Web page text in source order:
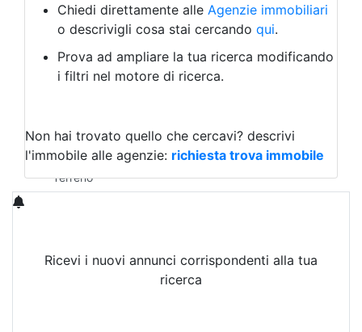
Albergo
Laboratorio Artigianale
Negozio/locale commerciale
Agriturismo
Magazzini
Qualsiasi
Terreno edificabile
Terreno
Chiedi direttamente alle Agenzie immobiliari
o descrivigli cosa stai cercando qui.
Prova ad ampliare la tua ricerca modificando
i filtri nel motore di ricerca.
Non hai trovato quello che cercavi? descrivi
l'immobile alle agenzie: richiesta trova immobile
Ricevi i nuovi annunci corrispondenti alla tua
ricerca